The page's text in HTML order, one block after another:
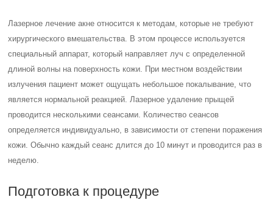
Лазерное лечение акне относится к методам, которые не требуют
хирургического вмешательства. В этом процессе используется
специальный аппарат, который направляет луч с определенной
длиной волны на поверхность кожи. При местном воздействии
излучения пациент может ощущать небольшое покалывание, что
является нормальной реакцией. Лазерное удаление прыщей
проводится несколькими сеансами. Количество сеансов
определяется индивидуально, в зависимости от степени поражения
кожи. Обычно каждый сеанс длится до 10 минут и проводится раз в
неделю.
Подготовка к процедуре